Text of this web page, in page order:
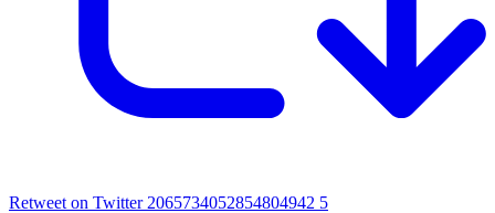
Retweet on Twitter 2065734052854804942 5